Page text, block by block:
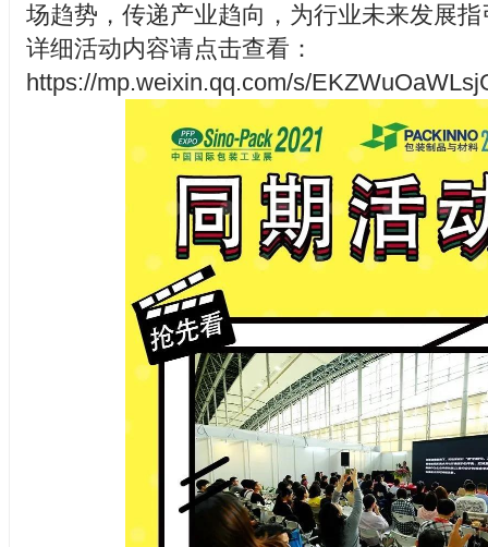
场趋势，传递产业趋向，为行业未来发展指
详细活动内容请点击查看：
https://mp.weixin.qq.com/s/